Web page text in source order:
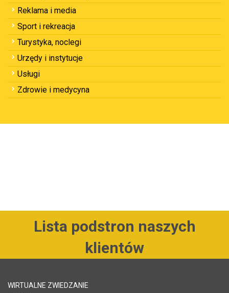
Reklama i media
Sport i rekreacja
Turystyka, noclegi
Urzędy i instytucje
Usługi
Zdrowie i medycyna
Lista podstron naszych
klientów
WIRTUALNE ZWIEDZANIE